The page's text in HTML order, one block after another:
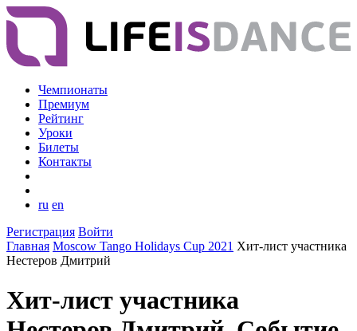
Чемпионаты
Премиум
Рейтинг
Уроки
Билеты
Контакты
ru en
Регистрация Войти
Главная Moscow Tango Holidays Cup 2021 Хит-лист участника
Нестеров Дмитрий
Хит-лист участника